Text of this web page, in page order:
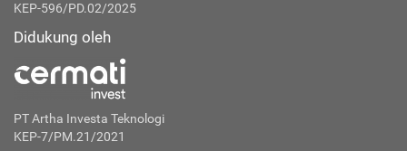
KEP-596/PD.02/2025
Didukung oleh
PT Artha Investa Teknologi
KEP-7/PM.21/2021